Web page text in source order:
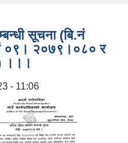
सूचना (बि.नं
०९। २०७९।०८० र
।।।
- 11:06